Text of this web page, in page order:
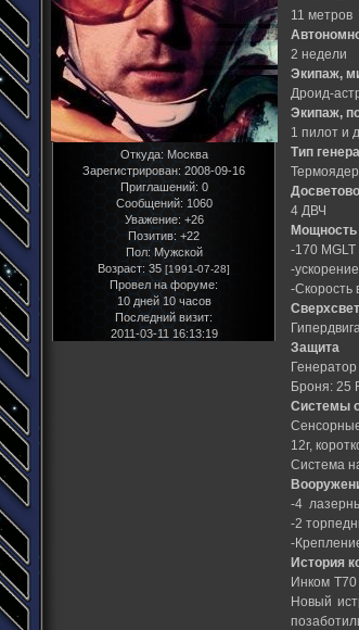
Откуда:Москва
Зарегистрирован: 2008-09-16
Приглашений: 0
Сообщений:1060
Уважение: +26
Позитив: +22
Пол:Мужской
Возраст: 35 [1991-07-28]
Провел на форуме:
10 дней 10 часов
Последний визит:
2011-03-11 16:13:19
11 метров
2 недели
Экипаж,
Дроид-
Экипаж,
1 пилот и
Тип
4 ДВЧ
Мощность
-170 MGLT
-
-Скорость
Защита
Броня: 25
Системы
12r,
Система
-4
-2
-
История
Инком
Новый